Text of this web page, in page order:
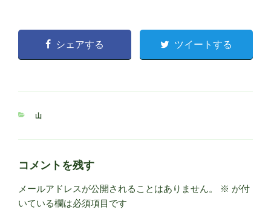
シェアする ツイートする
カ
山
コメントを残す
メールアドレスが公開されることはありません。 ※ が付
いている欄は必須項目です